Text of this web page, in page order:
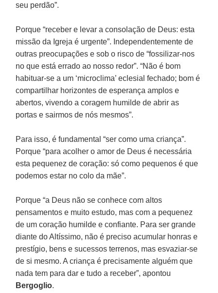
seu perdão”.
Porque “receber e levar a consolação de Deus: esta
missão da Igreja é urgente”. Independentemente de
outras preocupações e sob o risco de “fossilizar-nos
no que está errado ao nosso redor”. “Não é bom
habituar-se a um ‘microclima’ eclesial fechado; bom é
compartilhar horizontes de esperança amplos e
abertos, vivendo a coragem humilde de abrir as
portas e sairmos de nós mesmos”.
Para isso, é fundamental “ser como uma criança”.
Porque “para acolher o amor de Deus é necessária
esta pequenez de coração: só como pequenos é que
podemos estar no colo da mãe”.
Porque “a Deus não se conhece com altos
pensamentos e muito estudo, mas com a pequenez
de um coração humilde e confiante. Para ser grande
diante do Altíssimo, não é preciso acumular honras e
prestígio, bens e sucessos terrenos, mas esvaziar-se
de si mesmo. A criança é precisamente alguém que
nada tem para dar e tudo a receber”, apontou
Bergoglio.